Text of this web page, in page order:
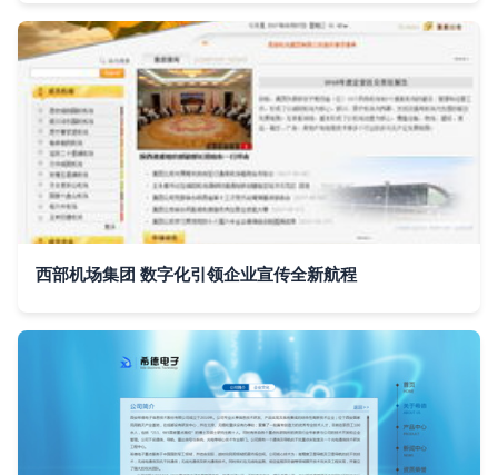
西部机场集团 数字化引领企业宣传全新航程